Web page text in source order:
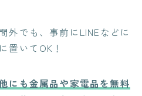
外でも、事前にLINEなどに
置いてOK！
にも金属品や家電品を無料